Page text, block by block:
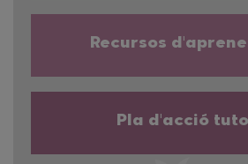
Recursos
Pla d'acció